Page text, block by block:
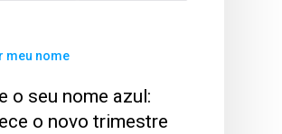
meu nome
o seu nome azul:
o novo trimestre